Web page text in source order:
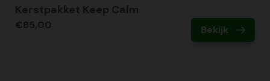
Kerstpakket Keep Calm
€85,00 Bekijk